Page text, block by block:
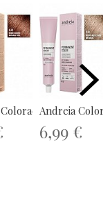
Demi
Andreia
6,99 €